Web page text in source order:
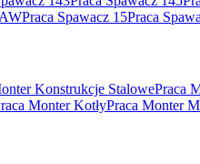
Praca Spawacz 15Praca
Konstrukcje StalowePraca
Monter KotłyPraca Monter